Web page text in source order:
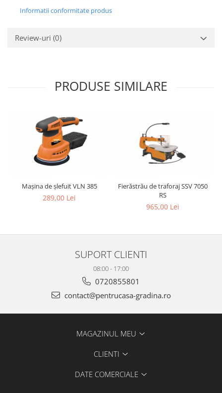
Informatii conformitate produs
Review-uri (0)
PRODUSE SIMILARE
Mașina de șlefuit VLN 385
289,00 Lei
Fierăstrău de traforaj SSV 7050
RS
965,00 Lei
SUPORT CLIENTI
08:00 - 17:00
0720855801
contact@pentrucasa-gradina.ro
MAGAZINUL MEU
CLIENTI
DATE COMERCIALE